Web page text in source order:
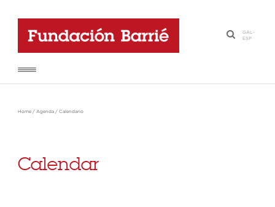
·
GAL-
ESP
Home / Agenda / Calendario
Calendar